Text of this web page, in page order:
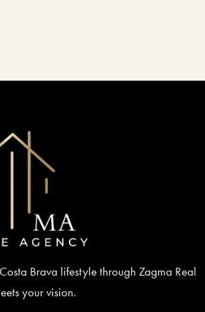
Brava lifestyle through Zagma Real
your vision.